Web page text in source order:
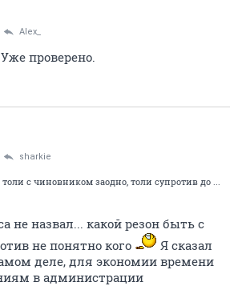
Alex_
проверено.
sharkie
с чиновником заодно, толи супротив до ...
не назвал... какой резон быть с
не понятно кого
Я сказал
деле, для экономии времени
в администрации